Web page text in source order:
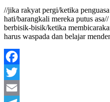
//jika rakyat pergi/ketika
hati/barangkali mereka putus
berbisik-bisik/ketika
harus waspada dan belajar
Facebook
Twitter